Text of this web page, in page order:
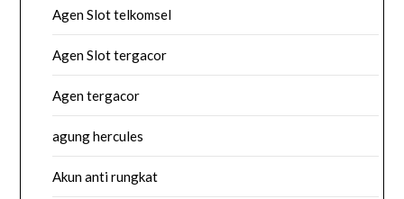
Agen Slot telkomsel
Agen Slot tergacor
Agen tergacor
agung hercules
Akun anti rungkat